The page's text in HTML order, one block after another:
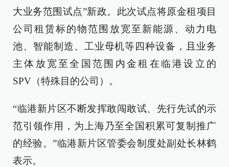
大业务范围试点”新政。此次试点将原金租项目
公司租赁标的物范围放宽至新能源、动力电
池、智能制造、工业母机等四种设备，且业务
主体放宽至全国范围内金租在临港设立的
SPV（特殊目的公司）。
“临港新片区不断发挥敢闯敢试、先行先试的示
范引领作用，为上海乃至全国积累可复制推广
的经验。”临港新片区管委会制度处副处长林鹤
表示。